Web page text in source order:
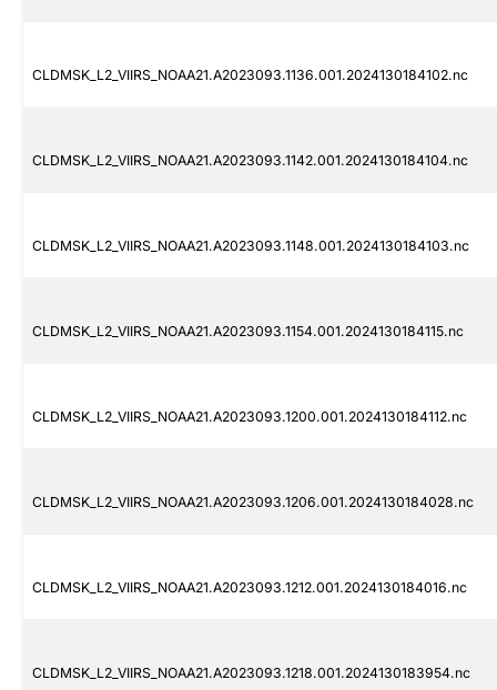
CLDMSK_L2_VIIRS_NOAA21.A2023093.1136.001.2024130184102.nc
CLDMSK_L2_VIIRS_NOAA21.A2023093.1142.001.2024130184104.nc
CLDMSK_L2_VIIRS_NOAA21.A2023093.1148.001.2024130184103.nc
CLDMSK_L2_VIIRS_NOAA21.A2023093.1154.001.2024130184115.nc
CLDMSK_L2_VIIRS_NOAA21.A2023093.1200.001.2024130184112.nc
CLDMSK_L2_VIIRS_NOAA21.A2023093.1206.001.2024130184028.nc
CLDMSK_L2_VIIRS_NOAA21.A2023093.1212.001.2024130184016.nc
CLDMSK_L2_VIIRS_NOAA21.A2023093.1218.001.2024130183954.nc